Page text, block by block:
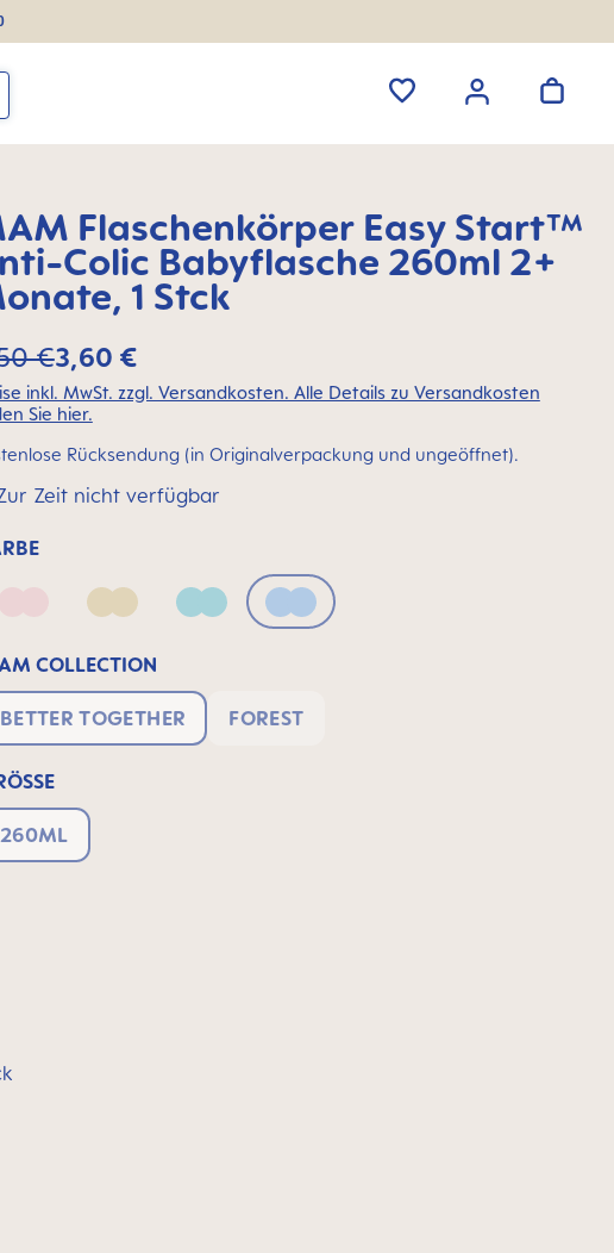
Flaschenkörper Easy Start™
Colic Babyflasche 260ml 2+
1 Stck
3,60 €
€
inkl. MwSt. zzgl. Versandkosten. Alle Details zu Versandkosten
Sie hier.
Rücksendung (in Originalverpackung und ungeöffnet).
Zeit nicht verfügbar
Matt BlushMatt LinenMatt SagePowder Blue
COLLECTION
BETTER TOGETHER FOREST
260ML